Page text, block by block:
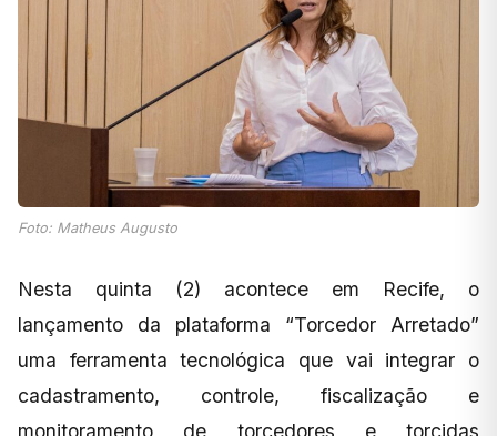
Foto: Matheus Augusto
Nesta quinta (2) acontece em Recife, o
lançamento da plataforma “Torcedor Arretado”
uma ferramenta tecnológica que vai integrar o
cadastramento, controle, fiscalização e
monitoramento de torcedores e torcidas